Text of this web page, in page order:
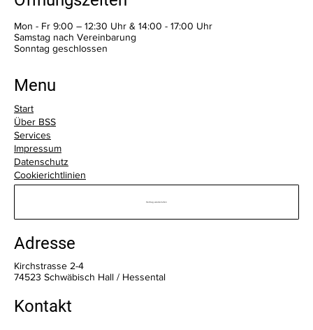
Menu
Start
Über BSS
Services
Impressum
Datenschutz
Cookierichtlinien
Vertrag wiederrufen
Kontakt
Adresse
Kirchstrasse 2-4
74523 Schwäbisch Hall / Hessental
Mon - Fr 9:00 – 12:30 Uhr & 14:00 - 17:00 Uhr
Samstag nach Vereinbarung
​Sonntag geschlossen